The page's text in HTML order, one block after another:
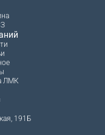
ЛМК
191Б